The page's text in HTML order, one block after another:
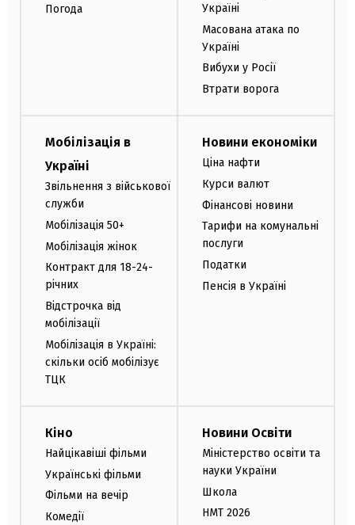
Погода
Україні
Масована атака по
Україні
Вибухи у Росії
Втрати ворога
Мобілізація в
Україні
Звільнення з військової
служби
Мобілізація 50+
Мобілізація жінок
Контракт для 18-24-
річних
Відстрочка від
мобілізації
Мобілізація в Україні:
скільки осіб мобілізує
ТЦК
Новини економіки
Ціна нафти
Курси валют
Фінансові новини
Тарифи на комунальні
послуги
Податки
Пенсія в Україні
Кіно
Найцікавіші фільми
Українські фільми
Фільми на вечір
Комедії
Новини Освіти
Міністерство освіти та
науки України
Школа
НМТ 2026